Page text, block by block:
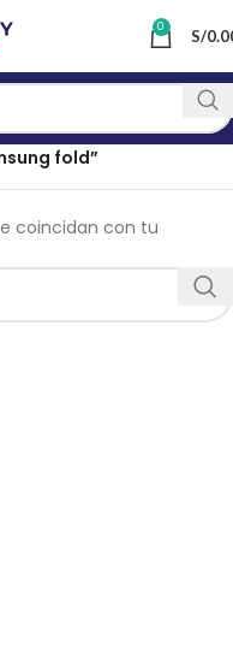
0 S/
fold”
coincidan con tu